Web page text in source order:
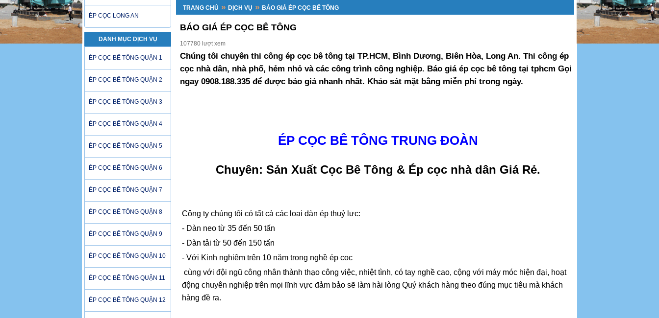
ÉP CỌC LONG AN
DANH MỤC DỊCH VỤ
ÉP CỌC BÊ TÔNG QUẬN 1
ÉP CỌC BÊ TÔNG QUẬN 2
ÉP CỌC BÊ TÔNG QUẬN 3
ÉP CỌC BÊ TÔNG QUẬN 4
ÉP CỌC BÊ TÔNG QUẬN 5
ÉP CỌC BÊ TÔNG QUẬN 6
ÉP CỌC BÊ TÔNG QUẬN 7
ÉP CỌC BÊ TÔNG QUẬN 8
ÉP CỌC BÊ TÔNG QUẬN 9
ÉP CỌC BÊ TÔNG QUẬN 10
ÉP CỌC BÊ TÔNG QUẬN 11
ÉP CỌC BÊ TÔNG QUẬN 12
TRANG CHỦ » DỊCH VỤ » BÁO GIÁ ÉP CỌC BÊ TÔNG
BÁO GIÁ ÉP CỌC BÊ TÔNG
107780 lượt xem
Chúng tôi chuyên thi công ép cọc bê tông tại TP.HCM, Bình Dương, Biên Hòa, Long An. Thi công ép
cọc nhà dân, nhà phố, hẻm nhỏ và các công trình công nghiệp. Báo giá ép cọc bê tông tại tphcm Gọi
ngay 0908.188.335 để được báo giá nhanh nhất. Khảo sát mặt bằng miễn phí trong ngày.
ÉP CỌC BÊ TÔNG TRUNG ĐOÀN
Chuyên: Sản Xuất Cọc Bê Tông & Ép cọc nhà dân Giá Rẻ.
Công ty chúng tôi có tất cả các loại dàn ép thuỷ lực:
- Dàn neo từ 35 đến 50 tấn
- Dàn tải từ 50 đến 150 tấn
- Với Kinh nghiệm trên 10 năm trong nghề ép cọc
cùng với đội ngũ công nhân thành thạo công việc, nhiệt tình, có tay nghề cao, cộng với máy móc hiện đại, hoạt
động chuyên nghiệp trên mọi lĩnh vực đảm bảo sẽ làm hài lòng Quý khách hàng theo đúng mục tiêu mà khách
hàng đề ra.